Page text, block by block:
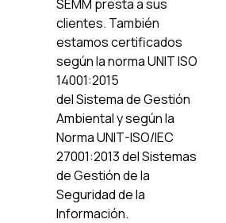
SEMM presta a sus
clientes. También
estamos certificados
según la norma UNIT ISO
14001:2015
del Sistema de Gestión
Ambiental y según la
Norma UNIT-ISO/IEC
27001:2013 del Sistemas
de Gestión de la
Seguridad de la
Información.